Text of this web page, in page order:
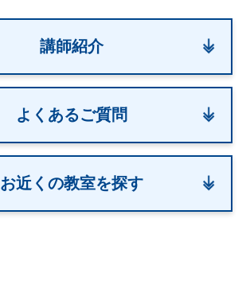
講師紹介
よくあるご質問
お近くの教室を探す